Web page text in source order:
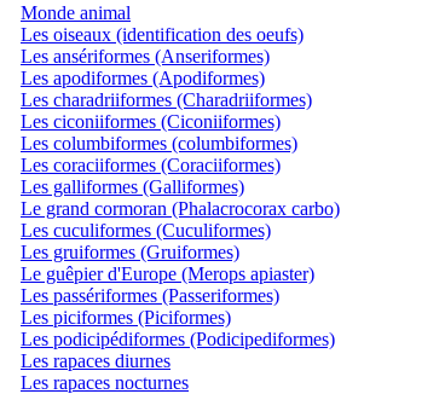
Monde animal
Les oiseaux (identification des oeufs)
Les ansériformes (Anseriformes)
Les apodiformes (Apodiformes)
Les charadriiformes (Charadriiformes)
Les ciconiiformes (Ciconiiformes)
Les columbiformes (columbiformes)
Les coraciiformes (Coraciiformes)
Les galliformes (Galliformes)
Le grand cormoran (Phalacrocorax carbo)
Les cuculiformes (Cuculiformes)
Les gruiformes (Gruiformes)
Le guêpier d'Europe (Merops apiaster)
Les passériformes (Passeriformes)
Les piciformes (Piciformes)
Les podicipédiformes (Podicipediformes)
Les rapaces diurnes
Les rapaces nocturnes